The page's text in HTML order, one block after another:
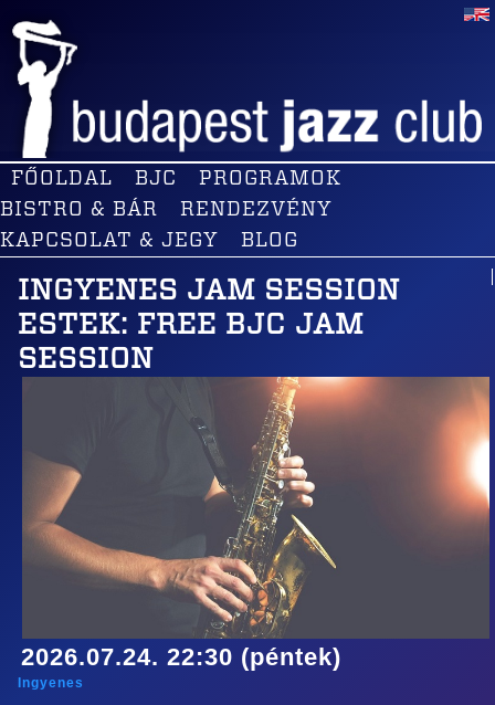
FŐOLDAL BJC
PROGRAMOK
BISTRO & BÁR
RENDEZVÉNY
KAPCSOLAT & JEGY
BLOG
INGYENES JAM SESSION
ESTEK: FREE BJC JAM
SESSION
2026.07.24. 22:30 (péntek)
Ingyenes